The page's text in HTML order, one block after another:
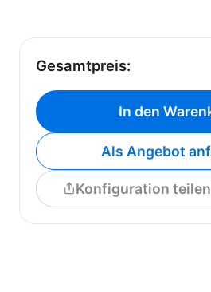
Gesamtpreis:
In den
Als Angebot
Konfiguration